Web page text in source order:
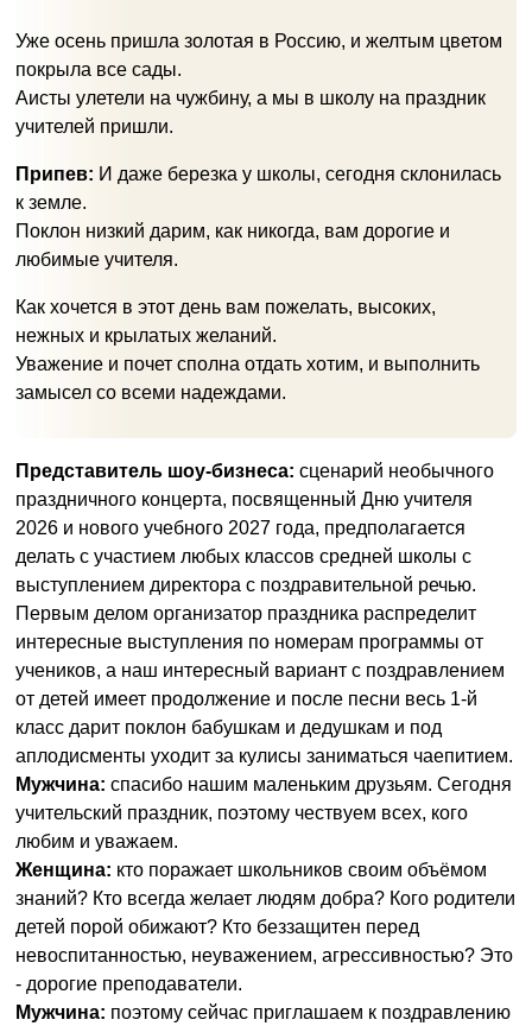
Уже осень пришла золотая в Россию, и желтым цветом
покрыла все сады.
Аисты улетели на чужбину, а мы в школу на праздник
учителей пришли.
Припев: И даже березка у школы, сегодня склонилась
к земле.
Поклон низкий дарим, как никогда, вам дорогие и
любимые учителя.
Как хочется в этот день вам пожелать, высоких,
нежных и крылатых желаний.
Уважение и почет сполна отдать хотим, и выполнить
замысел со всеми надеждами.
Представитель шоу-бизнеса: сценарий необычного
праздничного концерта, посвященный Дню учителя
2026 и нового учебного 2027 года, предполагается
делать с участием любых классов средней школы с
выступлением директора с поздравительной речью.
Первым делом организатор праздника распределит
интересные выступления по номерам программы от
учеников, а наш интересный вариант с поздравлением
от детей имеет продолжение и после песни весь 1-й
класс дарит поклон бабушкам и дедушкам и под
аплодисменты уходит за кулисы заниматься чаепитием.
Мужчина: спасибо нашим маленьким друзьям. Сегодня
учительский праздник, поэтому чествуем всех, кого
любим и уважаем.
Женщина: кто поражает школьников своим объёмом
знаний? Кто всегда желает людям добра? Кого родители
детей порой обижают? Кто беззащитен перед
невоспитанностью, неуважением, агрессивностью? Это
- дорогие преподаватели.
Мужчина: поэтому сейчас приглашаем к поздравлению